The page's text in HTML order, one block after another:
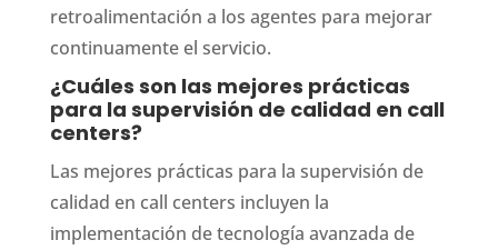
retroalimentación a los agentes para mejorar
continuamente el servicio.
¿Cuáles son las mejores prácticas
para la supervisión de calidad en call
centers?
Las mejores prácticas para la supervisión de
calidad en call centers incluyen la
implementación de tecnología avanzada de